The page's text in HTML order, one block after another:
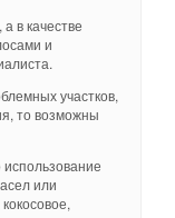
в качестве
и
участков,
то возможны
или